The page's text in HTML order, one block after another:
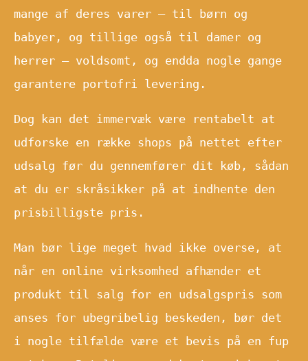
mange af deres varer – til børn og
babyer, og tillige også til damer og
herrer – voldsomt, og endda nogle gange
garantere portofri levering.
Dog kan det immervæk være rentabelt at
udforske en række shops på nettet efter
udsalg før du gennemfører dit køb, sådan
at du er skråsikker på at indhente den
prisbilligste pris.
Man bør lige meget hvad ikke overse, at
når en online virksomhed afhænder et
produkt til salg for en udsalgspris som
anses for ubegribelig beskeden, bør det
i nogle tilfælde være et bevis på en fup